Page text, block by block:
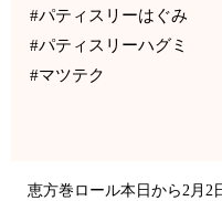
#パティスリーはぐみ
#パティスリーハグミ
#マツテク
恵方巻ロール本日から2月2